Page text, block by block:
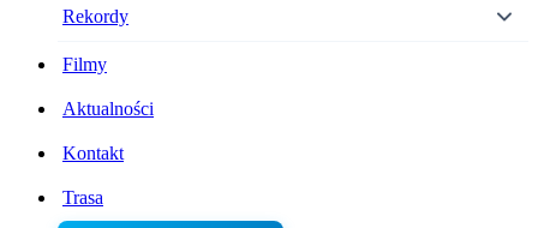
Rekordy
Filmy
Aktualności
Kontakt
Trasa